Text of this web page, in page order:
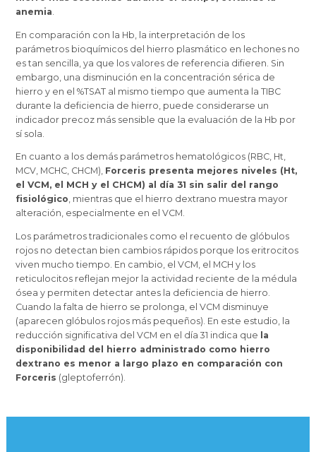
anemia.
En comparación con la Hb, la interpretación de los
parámetros bioquímicos del hierro plasmático en lechones no
es tan sencilla, ya que los valores de referencia difieren. Sin
embargo, una disminución en la concentración sérica de
hierro y en el %TSAT al mismo tiempo que aumenta la TIBC
durante la deficiencia de hierro, puede considerarse un
indicador precoz más sensible que la evaluación de la Hb por
sí sola.
En cuanto a los demás parámetros hematológicos (RBC, Ht,
MCV, MCHC, CHCM), Forceris presenta mejores niveles (Ht,
el VCM, el MCH y el CHCM) al día 31 sin salir del rango
fisiológico, mientras que el hierro dextrano muestra mayor
alteración, especialmente en el VCM.
Los parámetros tradicionales como el recuento de glóbulos
rojos no detectan bien cambios rápidos porque los eritrocitos
viven mucho tiempo. En cambio, el VCM, el MCH y los
reticulocitos reflejan mejor la actividad reciente de la médula
ósea y permiten detectar antes la deficiencia de hierro.
Cuando la falta de hierro se prolonga, el VCM disminuye
(aparecen glóbulos rojos más pequeños). En este estudio, la
reducción significativa del VCM en el día 31 indica que la
disponibilidad del hierro administrado como hierro
dextrano es menor a largo plazo en comparación con
Forceris (gleptoferrón).